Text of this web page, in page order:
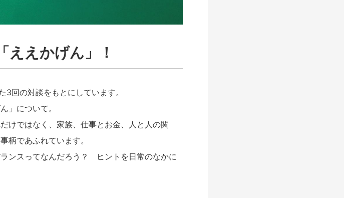
ええかげん」！
回の対談をもとにしています。
」について。
けではなく、家族、仕事とお金、人と人の関
柄であふれています。
ンスってなんだろう？ ヒントを日常のなかに